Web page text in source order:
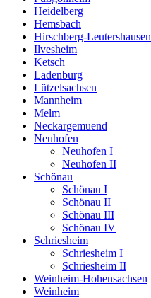
Heidelberg
Hemsbach
Hirschberg-Leutershausen
Ilvesheim
Ketsch
Ladenburg
Lützelsachsen
Mannheim
Melm
Neckargemuend
Neuhofen
Neuhofen I
Neuhofen II
Schönau
Schönau I
Schönau II
Schönau III
Schönau IV
Schriesheim
Schriesheim I
Schriesheim II
Weinheim-Hohensachsen
Weinheim